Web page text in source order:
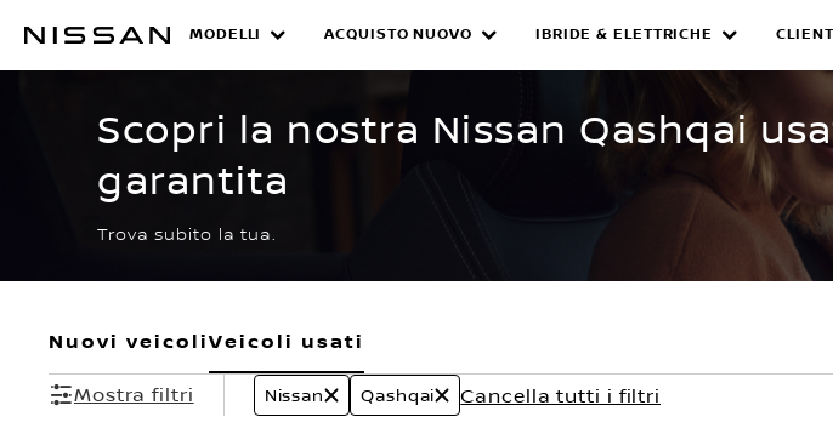
CERTIFIED PRE OWNED
MODELLI ACQUISTO NUOVO IBRIDE & ELETTRICHE
Scopri la nostra Nissan Qashqai
garantita
Trova subito la tua.
Nuovi veicoliVeicoli usati
Mostra filtri
Nissan Qashqai Cancella tutti i filtri